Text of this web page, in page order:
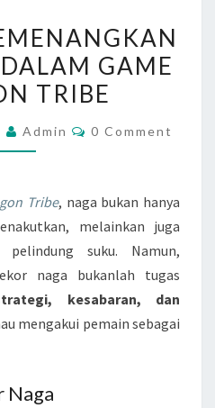
MEMENANGKAN
HATI
NAGA
GAME
GAME
TRIBE
Admin Comments
0 Comment
Tribe, naga bukan hanya
melainkan juga
suku. Namun,
naga bukanlah tugas
kesabaran, dan
mengakui pemain sebagai
Naga